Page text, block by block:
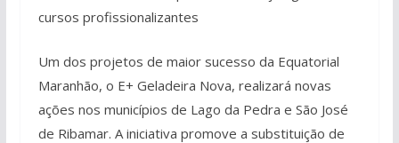
cursos profissionalizantes
Um dos projetos de maior sucesso da Equatorial
Maranhão, o E+ Geladeira Nova, realizará novas
ações nos municípios de Lago da Pedra e São José
de Ribamar. A iniciativa promove a substituição de